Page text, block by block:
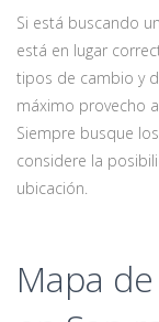
Si está buscando
está en lugar
tipos de cambio y
máximo provecho
Siempre busque
considere la
ubicación.
Mapa